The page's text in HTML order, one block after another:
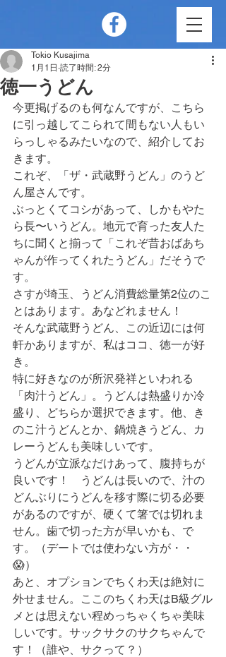
徳一うどん
Tokio Kusajima
1月1日 読了時間: 2分
今更掲げるのも何なんですが、こちら
に引っ越してこられて間もない人もい
らっしゃるみたいなので、紹介してお
きます。
これぞ、「ザ・武蔵野うどん」のうど
ん屋さんです。
ぶっとくてコシがあって、しかもやた
ら長〜いうどん。地元で育った友人た
ちに聞くと揃って「これぞ昔おばあち
ゃんが作ってくれたうどん」だそうで
す。
さすが埼玉、うどん消費総量第2位のこ
とはあります。あなどれません！
そんな武蔵野うどん、この近辺には何
軒かありますが、私はココ、徳一が好
き。
特に好きなのが所沢発祥といわれる
「肉汁うどん」。うどんは熱盛りか冷
盛り、どちらか選択できます。他、き
のこ汁うどんとか、鍋焼きうどん、カ
レーうどんも美味しいです。
うどんが立派なだけあって、腹持ちが
良いです！　うどんは長いので、汁の
どんぶりにうどんを移す際に切る必要
があるのですが、硬くて箸では切れま
せん。歯で切った方が早いかも、で
す。（デートでは使わない方が・・
😱）
あと、オプションでちくわ天は絶対に
外せません。ここのちくわ天はB級グル
メとは思えない程めっちゃくちゃ美味
しいです。サックサクのサクちゃんで
す！（誰や、サクって？）